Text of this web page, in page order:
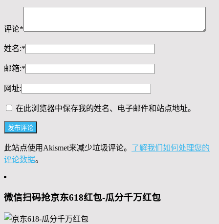
评论*
姓名:*
邮箱:*
网址:
在此浏览器中保存我的姓名、电子邮件和站点地址。
此站点使用Akismet来减少垃圾评论。 了解我们如何处理您的
评论数据。
微信扫码抢京东618红包-瓜分千万红包